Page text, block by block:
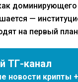
доминирующего
—
на первый план
ТГ-канал
новости крипты